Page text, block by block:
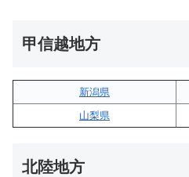
甲信越地方
新潟県
山梨県
北陸地方